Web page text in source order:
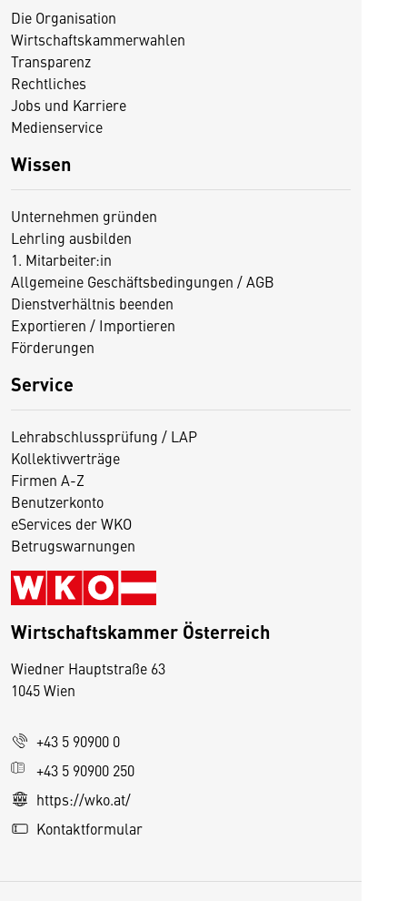
Die Organisation
Wirtschaftskammerwahlen
Transparenz
Rechtliches
Jobs und Karriere
Medienservice
Wissen
Unternehmen gründen
Lehrling ausbilden
1. Mitarbeiter:in
Allgemeine Geschäftsbedingungen / AGB
Dienstverhältnis beenden
Exportieren / Importieren
Förderungen
Service
Lehrabschlussprüfung / LAP
Kollektivverträge
Firmen A-Z
Benutzerkonto
eServices der WKO
Betrugswarnungen
Wirtschaftskammer Österreich
Wiedner Hauptstraße 63
1045 Wien
+43 5 90900 0
+43 5 90900 250
https://wko.at/
Kontaktformular
D
e
s
e